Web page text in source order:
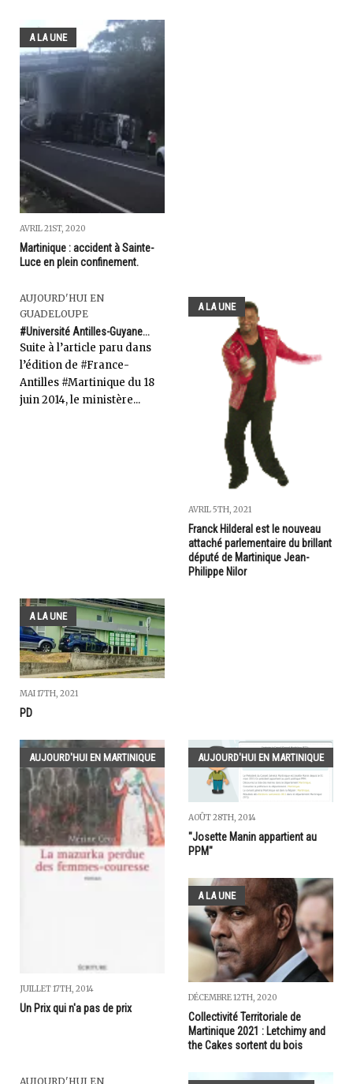
A LA UNE
AVRIL 21ST, 2020
Martinique : accident à Sainte-
Luce en plein confinement.
AUJOURD'HUI EN
GUADELOUPE
#Université Antilles-Guyane...
Suite à l’article paru dans
l’édition de #France-
Antilles #Martinique du 18
juin 2014, le ministère...
A LA UNE
AVRIL 5TH, 2021
Franck Hilderal est le nouveau
attaché parlementaire du brillant
député de Martinique Jean-
Philippe Nilor
A LA UNE
MAI 17TH, 2021
PD
AUJOURD'HUI EN MARTINIQUE
JUILLET 17TH, 2014
Un Prix qui n'a pas de prix
AUJOURD'HUI EN MARTINIQUE
AOÛT 28TH, 2014
"Josette Manin appartient au
PPM"
A LA UNE
DÉCEMBRE 12TH, 2020
Collectivité Territoriale de
Martinique 2021 : Letchimy and
the Cakes sortent du bois
AUJOURD'HUI EN